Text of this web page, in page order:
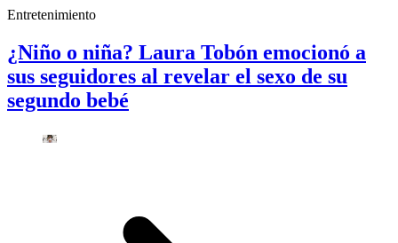
Entretenimiento
¿Niño o niña? Laura Tobón emocionó a
sus seguidores al revelar el sexo de su
segundo bebé